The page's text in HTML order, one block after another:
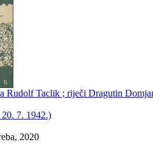
Rudolf Taclik ; riječi Dragutin
7. 1942.)
2020